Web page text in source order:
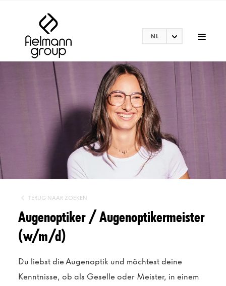
NL
TERUG NAAR ZOEKEN
Augenoptiker / Augenoptikermeister
(w/m/d)
Du liebst die Augenoptik und möchtest deine
Kenntnisse, ob als Geselle oder Meister, in einem